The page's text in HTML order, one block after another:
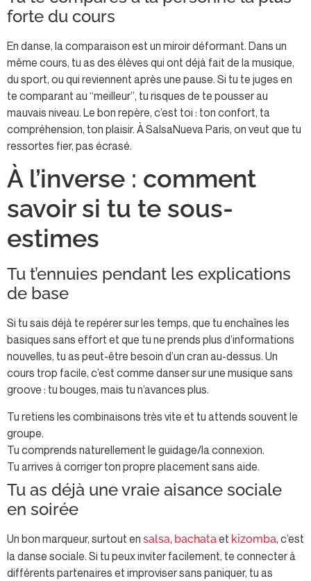
forte du cours
En danse, la comparaison est un miroir déformant. Dans un
même cours, tu as des élèves qui ont déjà fait de la musique,
du sport, ou qui reviennent après une pause. Si tu te juges en
te comparant au “meilleur”, tu risques de te pousser au
mauvais niveau. Le bon repère, c’est toi : ton confort, ta
compréhension, ton plaisir. À SalsaNueva Paris, on veut que tu
ressortes fier, pas écrasé.
À l’inverse : comment
savoir si tu te sous-
estimes
Tu t’ennuies pendant les explications
de base
Si tu sais déjà te repérer sur les temps, que tu enchaînes les
basiques sans effort et que tu ne prends plus d’informations
nouvelles, tu as peut-être besoin d’un cran au-dessus. Un
cours trop facile, c’est comme danser sur une musique sans
groove : tu bouges, mais tu n’avances plus.
Tu retiens les combinaisons très vite et tu attends souvent le
groupe.
Tu comprends naturellement le guidage/la connexion.
Tu arrives à corriger ton propre placement sans aide.
Tu as déjà une vraie aisance sociale
en soirée
Un bon marqueur, surtout en salsa, bachata et kizomba, c’est
la danse sociale. Si tu peux inviter facilement, te connecter à
différents partenaires et improviser sans paniquer, tu as